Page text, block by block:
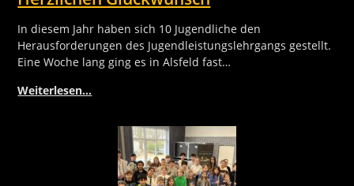
In diesem Jahr haben sich 10 Jugendliche den
Herausforderungen des Jugendleistungslehrgangs gestellt.
Eine Woche lang ging es in Alsfeld fast…
Weiterlesen…